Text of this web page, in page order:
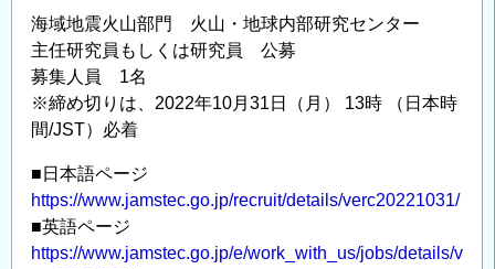
構
海
域
地
火
山
部
門
海域地震火山部門 火山・地球内部研究センター
主任研究員もしくは研究員 公募
募集人員 1名
※締め切りは、2022年10月31日（月） 13時 （日本時
間/JST）必着
■日本語ページ
https://www.jamstec.go.jp/recruit/details/verc20221031/
■英語ページ
https://www.jamstec.go.jp/e/work_with_us/jobs/details/v